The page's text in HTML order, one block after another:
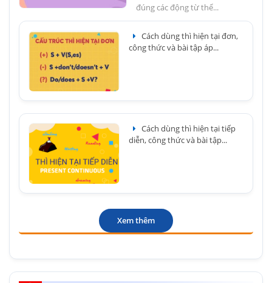
đúng các động từ thể...
Cách dùng thì hiện tại đơn,
công thức và bài tập áp...
Cách dùng thì hiện tại tiếp
diễn, công thức và bài tập...
Xem thêm